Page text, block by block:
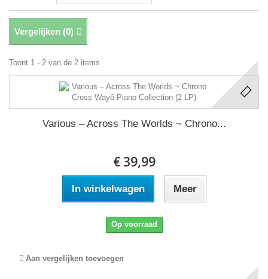
Vergelijken (0)
Toont 1 - 2 van de 2 items
Various ‎– Across The Worlds ~ Chrono...
€ 39,99
In winkelwagen Meer
Op voorraad
Aan vergelijken toevoegen